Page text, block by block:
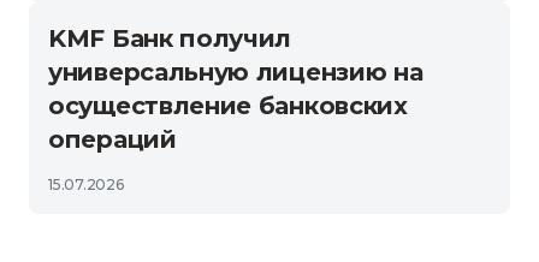
KMF Банк получил
универсальную лицензию на
осуществление банковских
операций
15.07.2026